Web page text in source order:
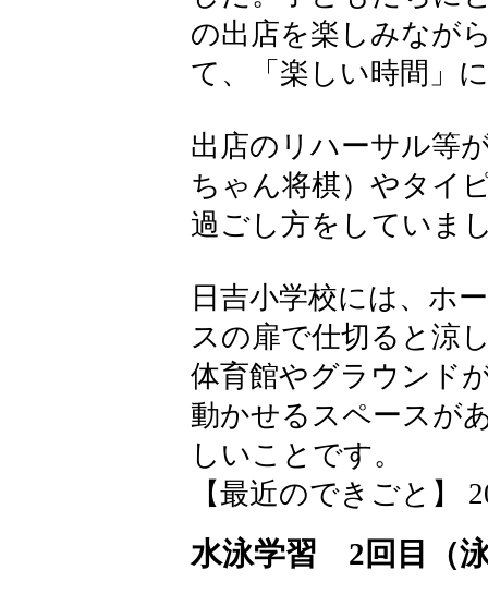
の出店を楽しみなが
て、「楽しい時間」
出店のリハーサル等
ちゃん将棋）やタイ
過ごし方をしていま
日吉小学校には、ホ
スの扉で仕切ると涼
体育館やグラウンド
動かせるスペースが
しいことです。
【最近のできごと】
水泳学習 2回目（